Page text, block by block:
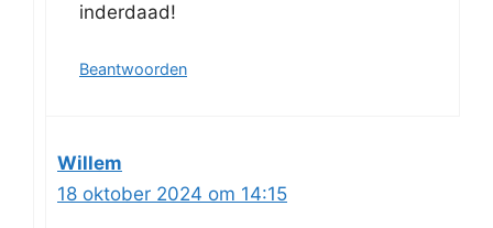
inderdaad!
Beantwoorden
Willem
18 oktober 2024 om 14:15